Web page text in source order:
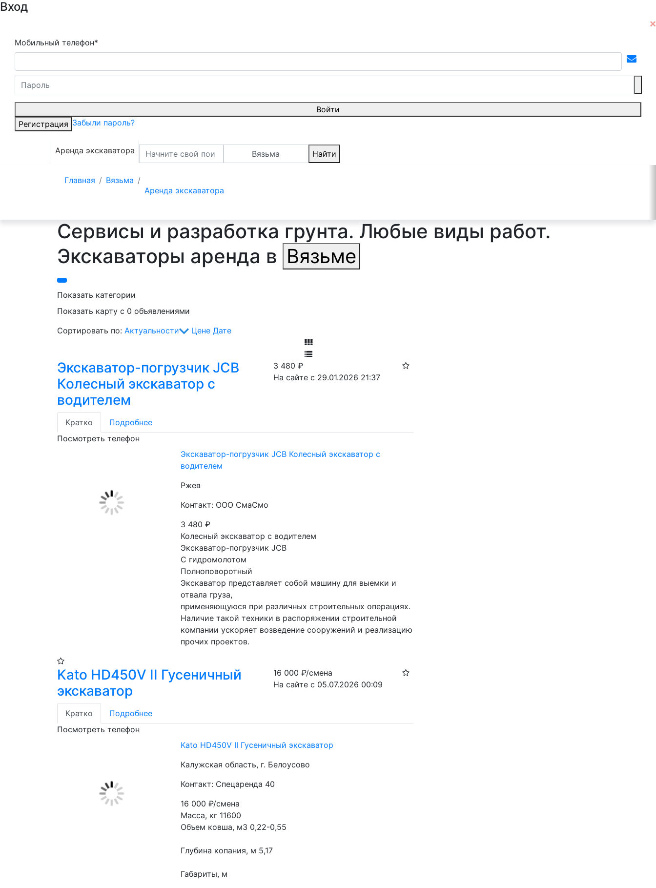
Вход
Мобильный телефон*
Войти
Регистрация Забыли пароль?
Аренда экскаватора Вязьма Найти
Главная
Вязьма
Аренда экскаватора
Сервисы и разработка грунта. Любые виды работ.
Экскаваторы аренда в Вязьме
Показать категории
Показать карту с 0 объявлениями
Сортировать по: Актуальности Цене Дате
Экскаватор-погрузчик JCB
Колесный экскаватор с
водителем
3 480₽
На сайте с 29.01.2026 21:37
Кратко
Подробнее
Посмотреть телефон
Экскаватор-погрузчик JCB Колесный экскаватор с
водителем
Ржев
Контакт: ООО СмаСмо
3 480₽
Колесный экскаватор с водителем
Экскаватор-погрузчик JCB
С гидромолотом
Полноповоротный
Экскаватор представляет собой машину для выемки и
отвала груза,
применяющуюся при различных строительных операциях.
Наличие такой техники в распоряжении строительной
компании ускоряет возведение сооружений и реализацию
прочих проектов.
Kato HD450V II Гусеничный
экскаватор
16 000₽/смена
На сайте с 05.07.2026 00:09
Кратко
Подробнее
Посмотреть телефон
Kato HD450V II Гусеничный экскаватор
Калужская область, г. Белоусово
Контакт: Спецаренда 40
16 000₽/смена
Масса, кг 11600
Объем ковша, м3 0,22-0,55
Глубина копания, м 5,17
Габариты, м